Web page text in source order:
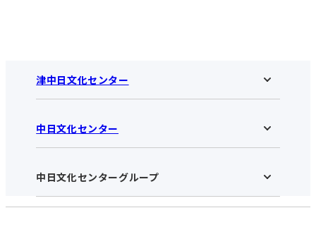
津中日文化センター
津中日文化センターHOME
お知らせ
アクセス･営業時間
お申し込みの流れ
入会と受講のご案内
中日文化センター
中日文化センターHOME
中日文化センターとは
受講規約・会員特典
中日文化センターグループ